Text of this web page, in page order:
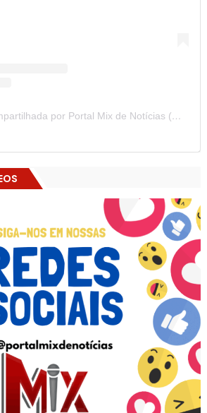
Uma publicação compartilhada por Portal Mix de Notícias (@portalmixdenoticias)